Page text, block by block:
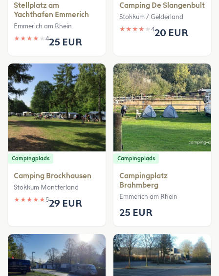
Stellplatz am
Yachthafen Emmerich
Emmerich am Rhein
★ ★ ★ ★ ★ 425 EUR
Camping De Slangenbult
Stokkum / Gelderland
★ ★ ★ ★ ★ 420 EUR
Campingplads
Camping Brockhausen
Stokkum Montferland
★ ★ ★ ★ ★529 EUR
Campingplads
Campingplatz
Brahmberg
Emmerich am Rhein
25 EUR